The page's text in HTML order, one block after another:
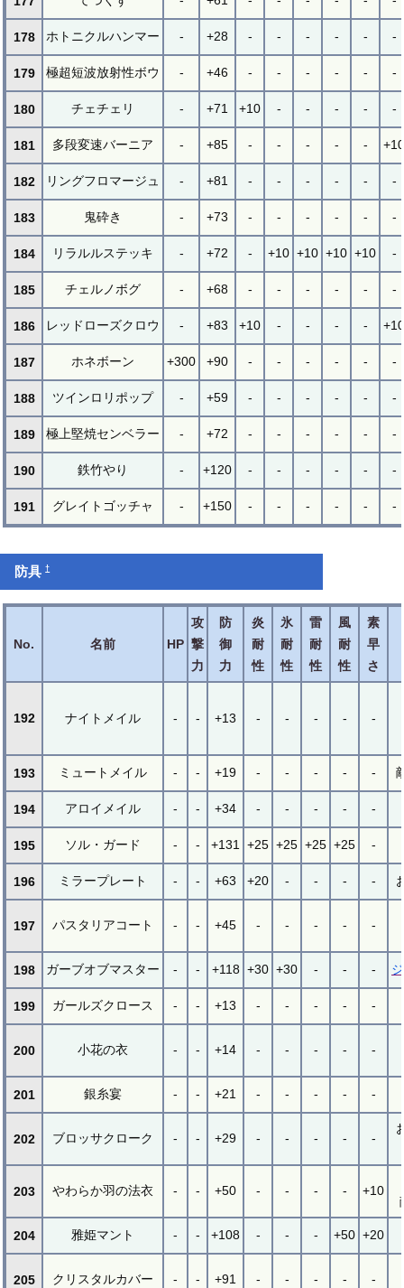
178 ホトニクルハンマー - +28 - - - - - -
179 極超短波放射性ボウ - +46 - - - - - -
180 チェチェリ - +71 +10 - - - - -
181 多段変速バーニア - +85 - - - - - +10
182 リングフロマージュ - +81 - - - - - -
183 鬼砕き - +73 - - - - - -
184 リラルルステッキ - +72 - +10 +10 +10 +10 -
185 チェルノボグ - +68 - - - - - -
186 レッドローズクロウ - +83 +10 - - - - +10
187 ホネボーン +300 +90 - - - - - -
188 ツインロリポップ - +59 - - - - - -
189 極上堅焼センベラー - +72 - - - - - -
190 鉄竹やり - +120 - - - - - -
191 グレイトゴッチャ - +150 - - - - - -
防具†
No. 名前 HP
攻
撃
力
防
御
力
炎
耐
性
氷
耐
性
雷
耐
性
風
耐
性
素
早
さ
192 ナイトメイル - - +13 - - - - -
193 ミュートメイル - - +19 - - - - -
194 アロイメイル - - +34 - - - - -
195 ソル・ガード - - +131 +25 +25 +25 +25 -
196 ミラープレート - - +63 +20 - - - -
197 パスタリアコート - - +45 - - - - -
198 ガーブオブマスター - - +118 +30 +30 - - -
199 ガールズクロース - - +13 - - - - -
200 小花の衣 - - +14 - - - - -
201 銀糸宴 - - +21 - - - - -
202 ブロッサクローク - - +29 - - - - -
203 やわらか羽の法衣 - - +50 - - - - +10
204 雅姫マント - - +108 - - - +50 +20
205 クリスタルカバー - - +91 - - - - -